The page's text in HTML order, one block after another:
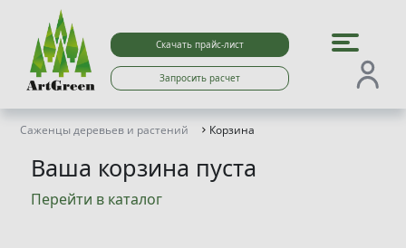
Скачать прайс-лист
Запросить расчет
Саженцы деревьев и растений Корзина
Ваша корзина пуста
Перейти в каталог